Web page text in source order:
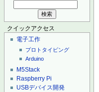
クイックアクセス
電子工作
プロトタイピング
Arduino
M5Stack
Raspberry Pi
USBデバイス開発